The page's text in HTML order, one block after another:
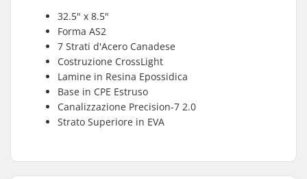
32.5" x 8.5"
Forma AS2
7 Strati d'Acero Canadese
Costruzione CrossLight
Lamine in Resina Epossidica
Base in CPE Estruso
Canalizzazione Precision-7 2.0
Strato Superiore in EVA